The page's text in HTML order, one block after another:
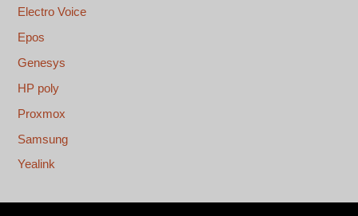
Electro Voice
Epos
Genesys
HP poly
Proxmox
Samsung
Yealink